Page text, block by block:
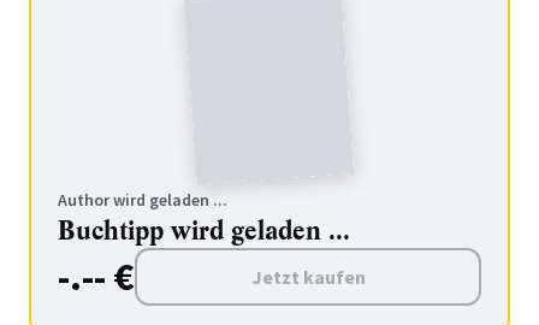
Author wird geladen ...
Buchtipp wird geladen ...
-.-- € Jetzt kaufen